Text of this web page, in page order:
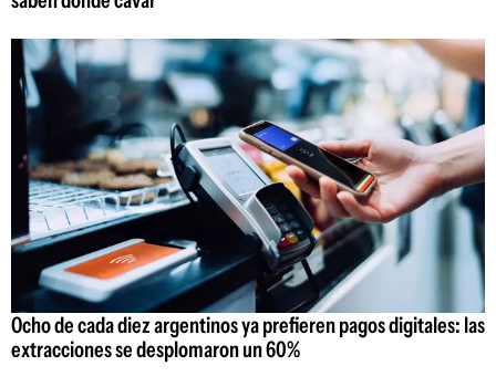
Ocho de cada diez argentinos ya prefieren pagos digitales: las
extracciones se desplomaron un 60%